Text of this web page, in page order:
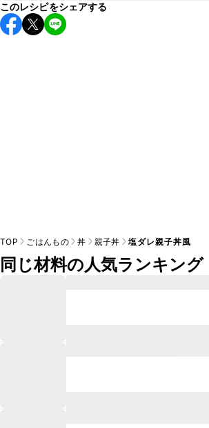
こちらのレシピは出来たてをお召し上がり
すすめします。
このレシピをシェアする
TOP ごはんもの 丼 親子丼 塩ダレ親子丼風
同じ材料の人気ランキング